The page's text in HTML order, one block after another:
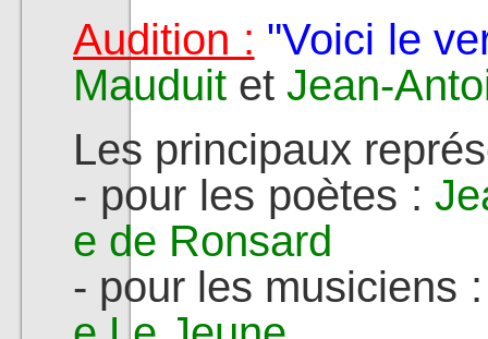
Audition : "Voici le
Mauduit et Jean-
Les principaux
- pour les poètes :
e de Ronsard
- pour les musiciens